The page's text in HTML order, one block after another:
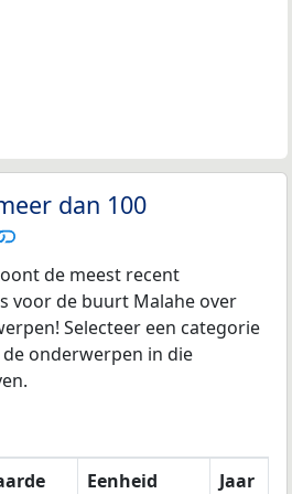
dan 100
de meest recent
voor de buurt Malahe over
Selecteer een categorie
onderwerpen in die
Eenheid
Jaar